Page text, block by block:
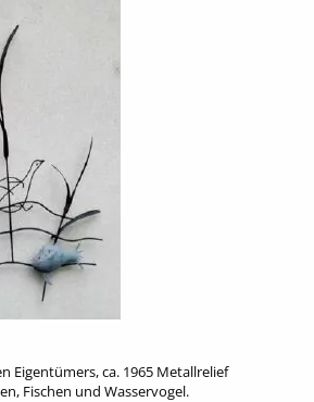
Eigentümers, ca. 1965 Metallrelief
Fischen und Wasservogel.